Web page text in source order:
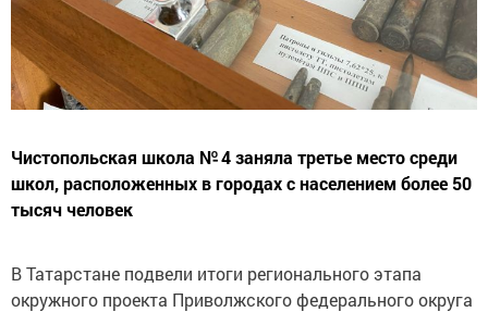
Чистопольская школа № 4 заняла третье место среди
школ, расположенных в городах с населением более 50
тысяч человек
В Татарстане подвели итоги регионального этапа
окружного проекта Приволжского федерального округа